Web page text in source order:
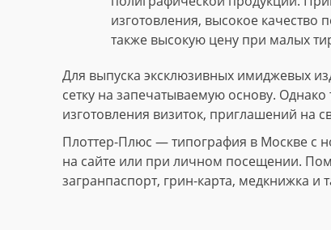
изготовления, высокое
также высокую цену при малых
Для выпуска эксклюзивных имиджевых
сетку на запечатываемую основу.
изготовления визиток, приглашений на
Плоттер-Плюс — типография в Москве с
на сайте или при личном посещении.
загранпаспорт, грин-карта, медкнижка и